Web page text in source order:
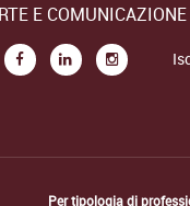
E COMUNICAZIONE
Per tipologia di